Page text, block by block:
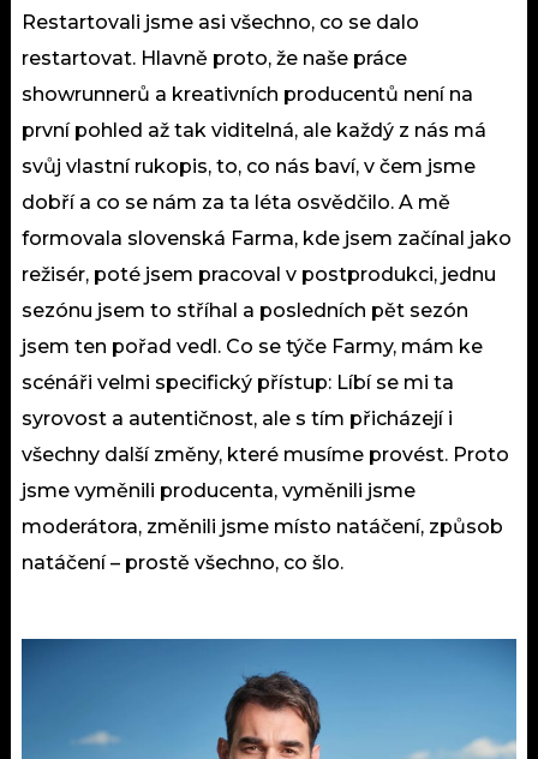
Restartovali jsme asi všechno, co se dalo
restartovat. Hlavně proto, že naše práce
showrunnerů a kreativních producentů není na
první pohled až tak viditelná, ale každý z nás má
svůj vlastní rukopis, to, co nás baví, v čem jsme
dobří a co se nám za ta léta osvědčilo. A mě
formovala slovenská Farma, kde jsem začínal jako
režisér, poté jsem pracoval v postprodukci, jednu
sezónu jsem to stříhal a posledních pět sezón
jsem ten pořad vedl. Co se týče Farmy, mám ke
scénáři velmi specifický přístup: Líbí se mi ta
syrovost a autentičnost, ale s tím přicházejí i
všechny další změny, které musíme provést. Proto
jsme vyměnili producenta, vyměnili jsme
moderátora, změnili jsme místo natáčení, způsob
natáčení – prostě všechno, co šlo.